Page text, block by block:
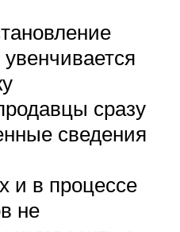
сразу
сведения
и в процессе
не